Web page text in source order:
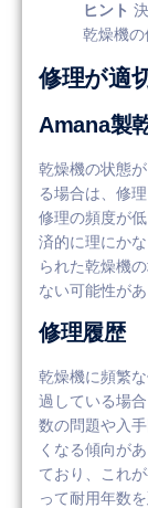
ヒント
乾燥機の
修理が適
Amana製
乾燥機の状態
る場合は、修
修理の頻度が
済的に理にか
られた乾燥機
ない可能性が
修理履歴
乾燥機に頻繁
過している場
数の問題や入
くなる傾向が
ており、これ
って耐用年数